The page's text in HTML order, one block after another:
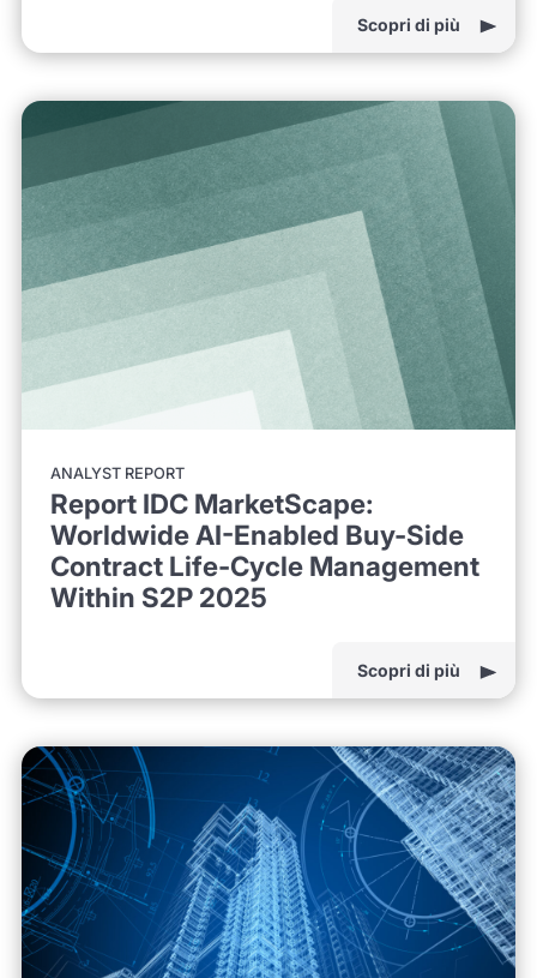
Scopri di più
ANALYST REPORT
Report IDC MarketScape:
Worldwide AI-Enabled Buy-Side
Contract Life-Cycle Management
Within S2P 2025
Scopri di più